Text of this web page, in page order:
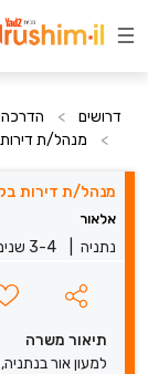
דרושים >
>
מנהל/ת
מנהל/ת דירות
אלאור
נתניה 3-4 שנים
תיאור משרה
למעון אור